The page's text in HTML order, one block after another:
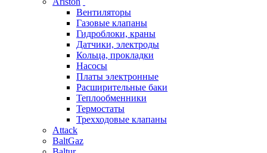
Вентиляторы
Газовые клапаны
Гидроблоки, краны
Датчики, электроды
Кольца, прокладки
Насосы
Платы электронные
Расширительные баки
Теплообменники
Термостаты
Трехходовые клапаны
Attack
BaltGaz